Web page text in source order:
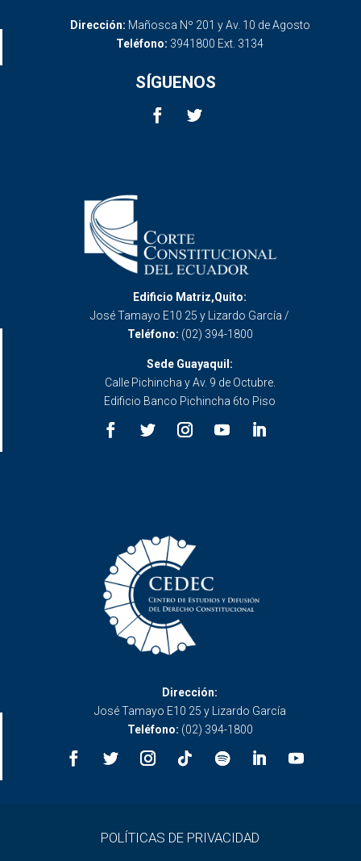
Dirección: Mañosca Nº 201 y Av. 10 de Agosto
Teléfono: 3941800 Ext. 3134
SÍGUENOS
Edificio Matriz,Quito:
José Tamayo E10 25 y Lizardo García /
Teléfono: (02) 394-1800
Sede Guayaquil:
Calle Pichincha y Av. 9 de Octubre.
Edificio Banco Pichincha 6to Piso
Dirección:
José Tamayo E10 25 y Lizardo García
Teléfono: (02) 394-1800
POLÍTICAS DE PRIVACIDAD